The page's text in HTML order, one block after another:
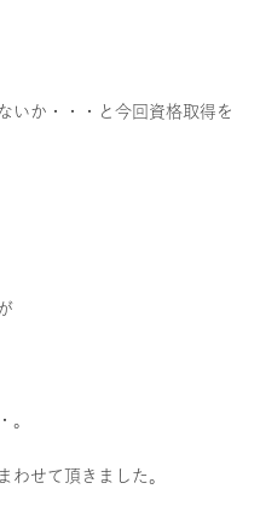
いか・・・と今回資格取得を
。
わせて頂きました。